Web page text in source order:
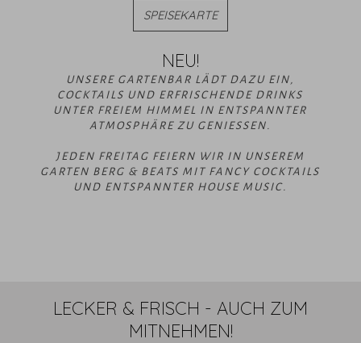
SPEISEKARTE
NEU!
UNSERE GARTENBAR LÄDT DAZU EIN,
COCKTAILS UND ERFRISCHENDE DRINKS
UNTER FREIEM HIMMEL IN ENTSPANNTER
ATMOSPHÄRE ZU GENIESSEN.
JEDEN FREITAG FEIERN WIR IN UNSEREM
GARTEN BERG & BEATS MIT FANCY COCKTAILS
UND ENTSPANNTER HOUSE MUSIC.
LECKER & FRISCH - AUCH ZUM
MITNEHMEN!